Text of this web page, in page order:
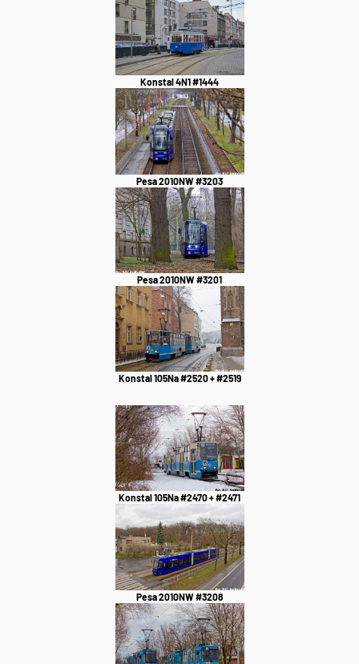
Konstal 4N1 #1444
Pesa 2010NW #3203
Pesa 2010NW #3201
Konstal 105Na #2520 + #2519
Konstal 105Na #2470 + #2471
Pesa 2010NW #3208